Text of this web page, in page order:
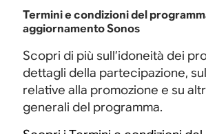
Termini e condizioni del
aggiornamento Sonos
Scopri di più sull’idoneità dei
dettagli della partecipazione,
relative alla promozione e su
generali del programma.